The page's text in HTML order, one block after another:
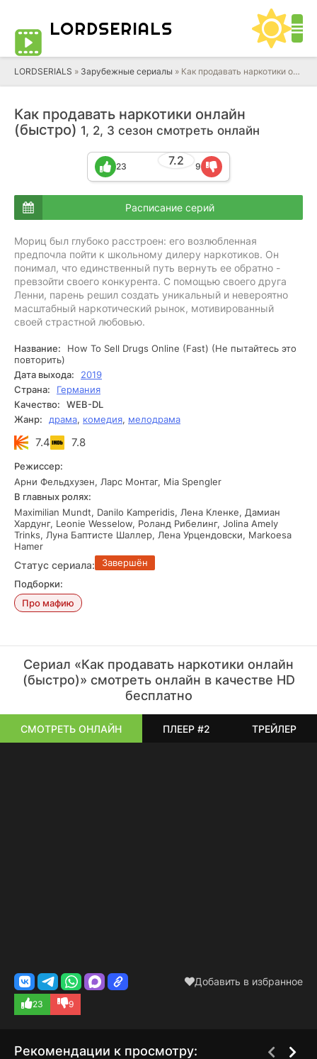
LORDSERIALS
LORDSERIALS » Зарубежные сериалы » Как продавать наркотики онлайн (быстро)
Как продавать наркотики онлайн
(быстро) 1, 2, 3 сезон смотреть онлайн
7.2
23 9
Расписание серий
Мориц был глубоко расстроен: его возлюбленная
предпочла пойти к школьному дилеру наркотиков. Он
понимал, что единственный путь вернуть ее обратно -
превзойти своего конкурента. С помощью своего друга
Ленни, парень решил создать уникальный и невероятно
масштабный наркотический рынок, мотивированный
своей страстной любовью.
Название:
How To Sell Drugs Online (Fast) (Не пытайтесь это
повторить)
Дата выхода:
2019
Страна:
Германия
Качество:
WEB-DL
Жанр:
драма, комедия, мелодрама
7.4 7.8
Режиссер:
Арни Фельдхузен, Ларс Монтаг, Mia Spengler
В главных ролях:
Maximilian Mundt, Danilo Kamperidis, Лена Кленке, Дамиан
Хардунг, Leonie Wesselow, Роланд Рибелинг, Jolina Amely
Trinks, Луна Баптисте Шаллер, Лена Урцендовски, Markoesa
Hamer
Статус сериала:
Завершён
Подборки:
Про мафию
Сериал «Как продавать наркотики онлайн
(быстро)» смотреть онлайн в качестве HD
бесплатно
СМОТРЕТЬ ОНЛАЙН ПЛЕЕР #2 ТРЕЙЛЕР
Добавить в избранное
23 9
Рекомендации к просмотру: